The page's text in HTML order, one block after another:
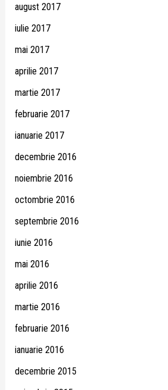
august 2017
iulie 2017
mai 2017
aprilie 2017
martie 2017
februarie 2017
ianuarie 2017
decembrie 2016
noiembrie 2016
octombrie 2016
septembrie 2016
iunie 2016
mai 2016
aprilie 2016
martie 2016
februarie 2016
ianuarie 2016
decembrie 2015